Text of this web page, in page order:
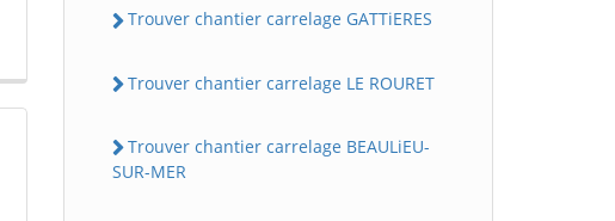
Trouver chantier carrelage GATTiERES
Trouver chantier carrelage LE ROURET
Trouver chantier carrelage BEAULiEU-
SUR-MER